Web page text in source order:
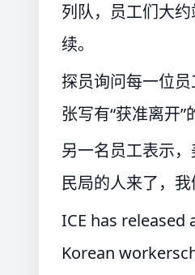
列队，员工们大
续。
探员询问每一位
张写有“获准离开”
另一名员工表示
民局的人来了，我
ICE has
Korean